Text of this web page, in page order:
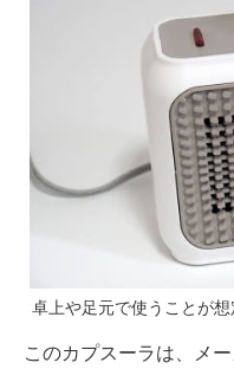
卓上や足元で使うことが
このカプスーラは、メ